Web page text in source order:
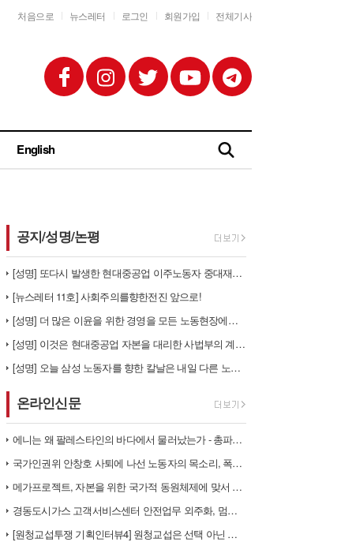
처음으로 뉴스레터 로그인 회원가입 전체기사
English
공지/성명/논평
[성명] 또다시 발생한 현대중공업 이주노동자 중대재해 - 현대중공업과 한…
[뉴스레터 11호] 사회주의를향한전진 앞으로!
[성명] 더 많은 이윤을 위한 경영을 모든 노동현장에서 철폐하라
[성명] 이것은 현대중공업 자본을 대리한 사법부의 계급투쟁이다
[성명] 오늘 삼성 노동자를 향한 칼날은 내일 다른 노동자를 향한다
온라인신문
에니는 왜 팔레스타인의 바다에서 물러났는가 - 총파업, 항구 봉쇄, 국제…
국가인권위 안창호 사퇴에 나선 노동자의 목소리, 폭염처럼 쏟아지는 불평등…
메가프로젝트, 자본을 위한 국가적 동원체제에 맞서 어떻게 싸울 것인가?
경동도시가스 고객서비스센터 안전업무 외주화, 멈춰라!
[원청교섭투쟁 기획인터뷰4] 원청교섭은 선택 아닌 필수! 7.15 총파업…